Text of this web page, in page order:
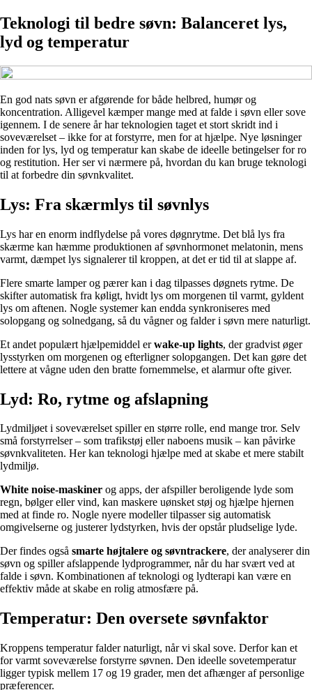
Teknologi til bedre søvn: Balanceret lys,
lyd og temperatur
En god nats søvn er afgørende for både helbred, humør og
koncentration. Alligevel kæmper mange med at falde i søvn eller sove
igennem. I de senere år har teknologien taget et stort skridt ind i
soveværelset – ikke for at forstyrre, men for at hjælpe. Nye løsninger
inden for lys, lyd og temperatur kan skabe de ideelle betingelser for ro
og restitution. Her ser vi nærmere på, hvordan du kan bruge teknologi
til at forbedre din søvnkvalitet.
Lys: Fra skærmlys til søvnlys
Lys har en enorm indflydelse på vores døgnrytme. Det blå lys fra
skærme kan hæmme produktionen af søvnhormonet melatonin, mens
varmt, dæmpet lys signalerer til kroppen, at det er tid til at slappe af.
Flere smarte lamper og pærer kan i dag tilpasses døgnets rytme. De
skifter automatisk fra køligt, hvidt lys om morgenen til varmt, gyldent
lys om aftenen. Nogle systemer kan endda synkroniseres med
solopgang og solnedgang, så du vågner og falder i søvn mere naturligt.
Et andet populært hjælpemiddel erwake-up lights, der gradvist øger
lysstyrken om morgenen og efterligner solopgangen. Det kan gøre det
lettere at vågne uden den bratte fornemmelse, et alarmur ofte giver.
Lyd: Ro, rytme og afslapning
Lydmiljøet i soveværelset spiller en større rolle, end mange tror. Selv
små forstyrrelser – som trafikstøj eller naboens musik – kan påvirke
søvnkvaliteten. Her kan teknologi hjælpe med at skabe et mere stabilt
lydmiljø.
White noise-maskiner og apps, der afspiller beroligende lyde som
regn, bølger eller vind, kan maskere uønsket støj og hjælpe hjernen
med at finde ro. Nogle nyere modeller tilpasser sig automatisk
omgivelserne og justerer lydstyrken, hvis der opstår pludselige lyde.
Der findes også smarte højtalere og søvntrackere, der analyserer din
søvn og spiller afslappende lydprogrammer, når du har svært ved at
falde i søvn. Kombinationen af teknologi og lydterapi kan være en
effektiv måde at skabe en rolig atmosfære på.
Temperatur: Den oversete søvnfaktor
Kroppens temperatur falder naturligt, når vi skal sove. Derfor kan et
for varmt soveværelse forstyrre søvnen. Den ideelle sovetemperatur
ligger typisk mellem 17 og 19 grader, men det afhænger af personlige
præferencer.